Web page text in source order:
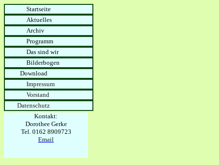
Startseite
Aktuelles
Archiv
Programm
Das sind wir
Bilderbogen
Download
Impressum
Vorstand
Datenschutz
Kontakt:
Dorothee Gerke
Tel. 0162 8909723
Email